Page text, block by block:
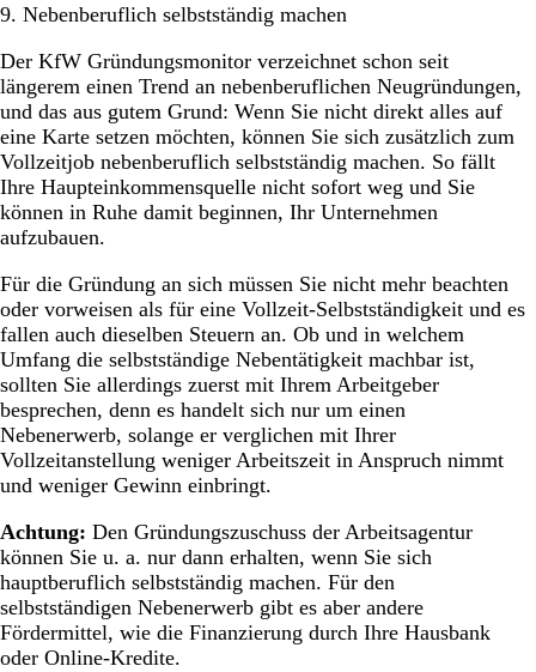
9. Nebenberuflich selbstständig machen
Der KfW Gründungsmonitor verzeichnet schon seit
längerem einen Trend an nebenberuflichen Neugründungen,
und das aus gutem Grund: Wenn Sie nicht direkt alles auf
eine Karte setzen möchten, können Sie sich zusätzlich zum
Vollzeitjob nebenberuflich selbstständig machen. So fällt
Ihre Haupteinkommensquelle nicht sofort weg und Sie
können in Ruhe damit beginnen, Ihr Unternehmen
aufzubauen.
Für die Gründung an sich müssen Sie nicht mehr beachten
oder vorweisen als für eine Vollzeit-Selbstständigkeit und es
fallen auch dieselben Steuern an. Ob und in welchem
Umfang die selbstständige Nebentätigkeit machbar ist,
sollten Sie allerdings zuerst mit Ihrem Arbeitgeber
besprechen, denn es handelt sich nur um einen
Nebenerwerb, solange er verglichen mit Ihrer
Vollzeitanstellung weniger Arbeitszeit in Anspruch nimmt
und weniger Gewinn einbringt.
Achtung: Den Gründungszuschuss der Arbeitsagentur
können Sie u. a. nur dann erhalten, wenn Sie sich
hauptberuflich selbstständig machen. Für den
selbstständigen Nebenerwerb gibt es aber andere
Fördermittel, wie die Finanzierung durch Ihre Hausbank
oder Online-Kredite.